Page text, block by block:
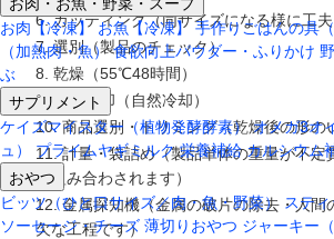
お肉【冷凍】 お魚【冷凍】 手作りごはんの具
（加熱肉・魚） 食欲向上パウダー・ふりかけ
ぶ
サプリメント
ケイズマイスター（植物発酵酵素） オメガ3オ
ュ）
プライムヤギミルク 栄養補給 カルシウム
おやつ
ビッツ（ひと口サイズ／肉・魚・野菜） ステ
ソーセージ・チーズ 薄切りおやつ ジャーキー
6. カッティング（同サイズになる様に工夫
7. 選別（製品のチェック）
8. 乾燥（55℃48時間）
9. 製品冷却（自然冷却）
10. 商品選別・トリミング（乾燥後の形の
11. 計量・袋詰め（製品単体の重量が不定
が組み合わされます）
12. 金属探知機（金属の破片の除去・人間
欠な工程です）